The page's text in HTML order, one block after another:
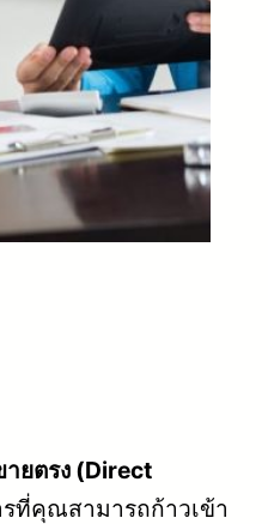
ยตรง (Direct
ที่คุณสามารถก้าวเข้า